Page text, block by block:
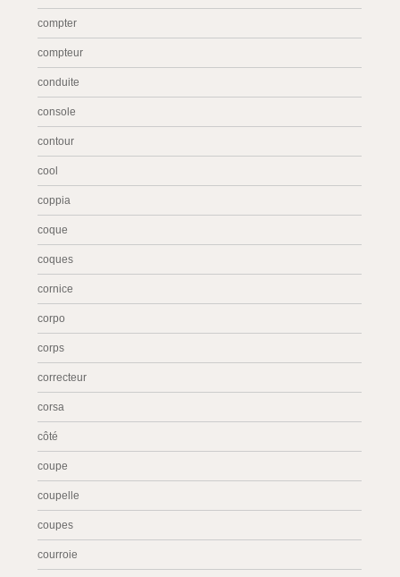
compter
compteur
conduite
console
contour
cool
coppia
coque
coques
cornice
corpo
corps
correcteur
corsa
côté
coupe
coupelle
coupes
courroie